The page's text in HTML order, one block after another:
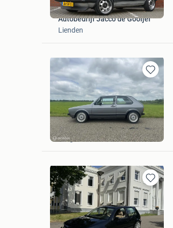
Autobedrijf Jacco de Gooijer
Lienden
Bewaren
in
Mijn
Favorieten
Funky
Burgum
Bewaren
Mijn
Favorieten